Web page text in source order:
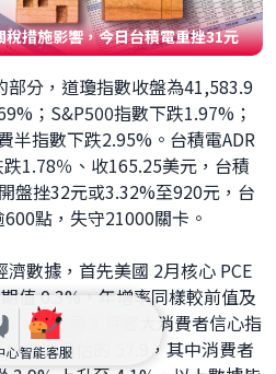
心智能客服
措施影響，今日台積電重挫31元
部分，道瓊指數收盤為41,583.9
；S&P500指數下跌1.97%；
半指數下跌2.95%。台積電ADR
1.78％、收165.25美元，台積
盤挫32元或3.32%至920元，台
點，失守21000關卡。
數據，首先美國 2月核心 PCE
值 0.3%，年增率同樣較前值及
。而美國 3 月密大消費者信心指
市場預估的 57.9，其中消費者